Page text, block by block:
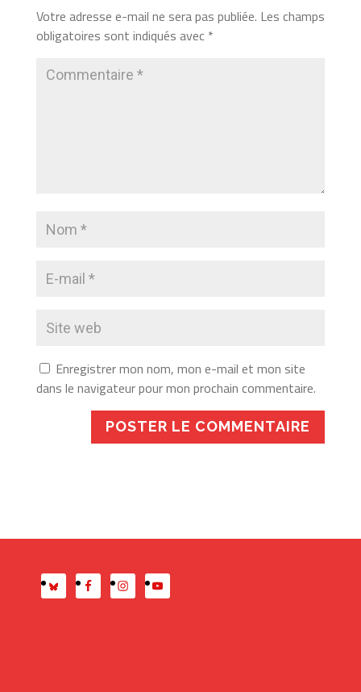
Votre adresse e-mail ne sera pas publiée. Les champs
obligatoires sont indiqués avec *
Enregistrer mon nom, mon e-mail et mon site
dans le navigateur pour mon prochain commentaire.